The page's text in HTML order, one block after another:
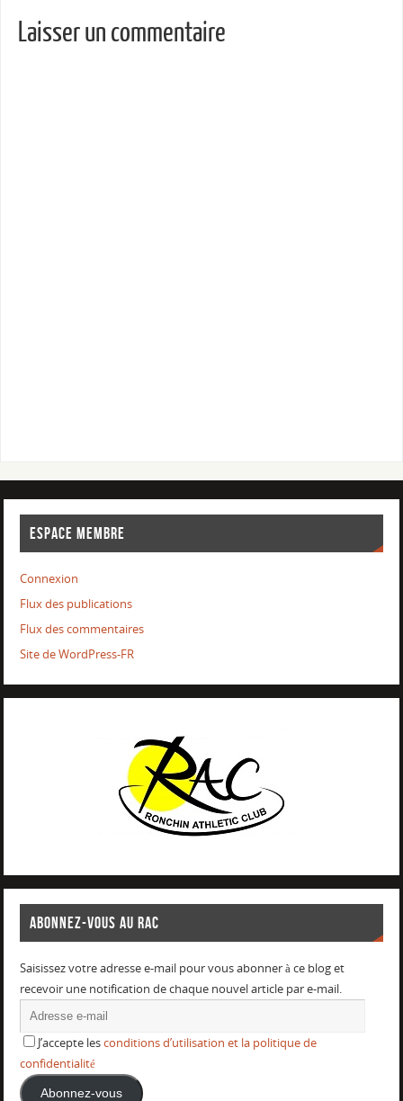
Laisser un commentaire
ESPACE MEMBRE
Connexion
Flux des publications
Flux des commentaires
Site de WordPress-FR
ABONNEZ-VOUS AU RAC
Saisissez votre adresse e-mail pour vous abonner à ce blog et
recevoir une notification de chaque nouvel article par e-mail.
J’accepte lesconditions d’utilisation et la politique de
confidentialité
Abonnez-vous